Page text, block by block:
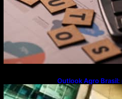
Outlook Agro
pautam debates